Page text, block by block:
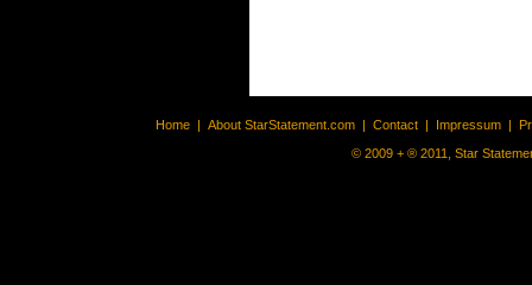
Home | About StarStatement.com | Contact | Impressum |
© 2009 + ® 2011, Star